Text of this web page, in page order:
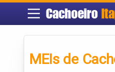
Cachoeiro
MEIs de